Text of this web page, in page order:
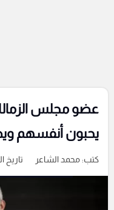
عضو مجلس الزمالك
يحبون أنفسهم
كتب:محمد الشاعر تاريخ